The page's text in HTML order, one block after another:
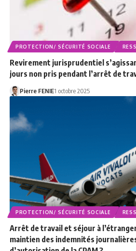
PROTECTION/ SÉCURITÉ SOCIALE
Revirement jurisprudentiel
jours non pris pendant l’arrêt de
Pierre FENIE1 octobre 2025
PROTECTION/ SÉCURITÉ SOCIALE
Arrêt de travail et séjour à
maintien des indemnités